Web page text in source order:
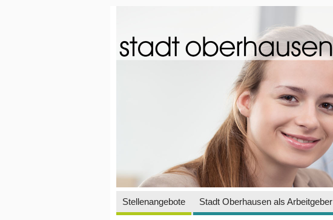
Stellenangebote Stadt Oberhausen als Arbeitgeber